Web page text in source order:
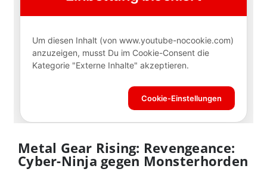
Metal Gear Rising: Revengeance:
Cyber-Ninja gegen Monsterhorden